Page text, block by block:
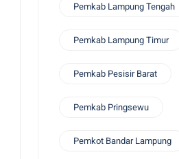
Pemkab Lampung Tengah
Pemkab Lampung Timur
Pemkab Pesisir Barat
Pemkab Pringsewu
Pemkot Bandar Lampung